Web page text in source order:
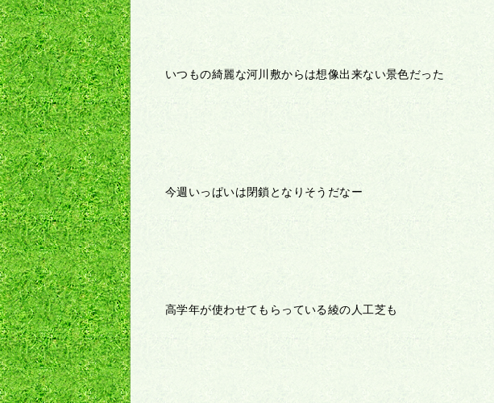
いつもの綺麗な河川敷からは想像出来ない景色だった
今週いっぱいは閉鎖となりそうだなー
高学年が使わせてもらっている綾の人工芝も